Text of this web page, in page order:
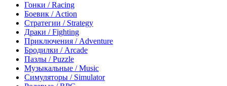
Гонки / Racing
Боевик / Action
Стратегии / Strategy
Драки / Fighting
Приключения / Adventure
Бродилки / Arcade
Пазлы / Puzzle
Музыкальные / Music
Симуляторы / Simulator